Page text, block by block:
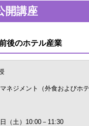
開講座
後のホテル産業
マネジメント（外食および
土）10:00－11:30